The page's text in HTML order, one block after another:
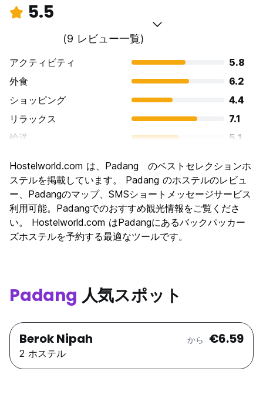
5.5
(9 レビュー一覧)
アクティビティ
5.8
外食
6.2
ショッピング
4.4
リラックス
7.1
輸送
5.1
文化
5.8
ナイトライフ
3.6
コストパフォーマンス
6.9
Hostelworld.com は、Padang のベストセレクションホ
ステルを掲載しています。 Padang のホステルのレビュ
ー、Padangのマップ、SMSショートメッセージサービス
利用可能。Padangでのおすすめ観光情報をご覧くださ
い。 Hostelworld.com はPadangにあるバックパッカー
ズホステルを予約する最適なツールです。
Padang 人気スポット
Berok Nipah から €6.59
2 ホステル